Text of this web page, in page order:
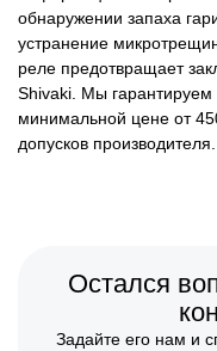
обнаружении запаха
устранение
реле предотвращает
Shivaki. Мы
минимальной цене от
допусков производителя.
Остался
Задайте его нам и